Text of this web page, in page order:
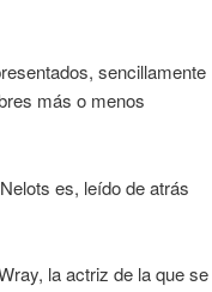
sencillamente
más o menos
es, leído de atrás
la actriz de la que se